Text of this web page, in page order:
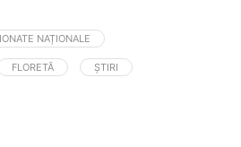
NAȚIONALE
FLORETĂ ȘTIRI